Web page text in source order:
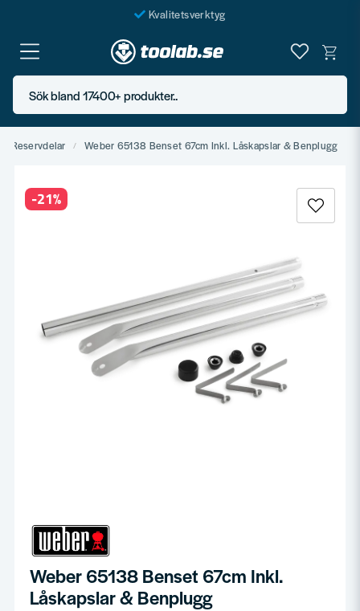
Kvalitetsverktyg
Fraktfritt över 999 SEK*
En järnhandel för alla
Butik i Göteborg
Sök bland 17400+ produkter..
Reservdelar Weber 65138 Benset 67cm Inkl. Låskapslar & Benplugg
-21%
Weber 65138 Benset 67cm Inkl.
Låskapslar & Benplugg